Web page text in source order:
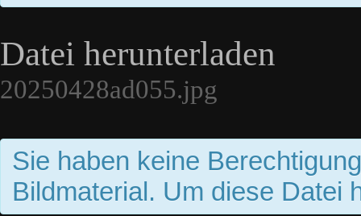
Datei herunterladen
20250428ad055.jpg
Sie haben keine
Bildmaterial. Um diese Datei